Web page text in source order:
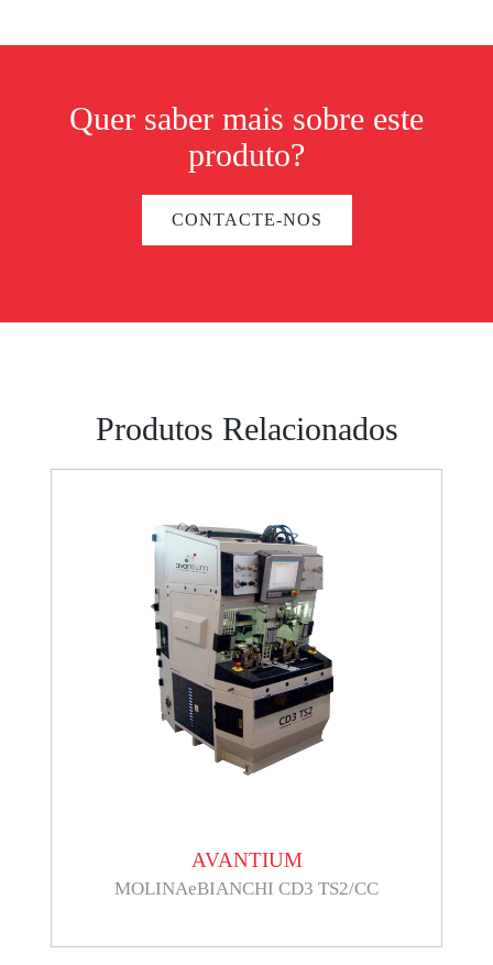
Quer saber mais sobre este
produto?
CONTACTE-NOS
Produtos Relacionados
AVANTIUM
MOLINAeBIANCHI CD3 TS2/CC